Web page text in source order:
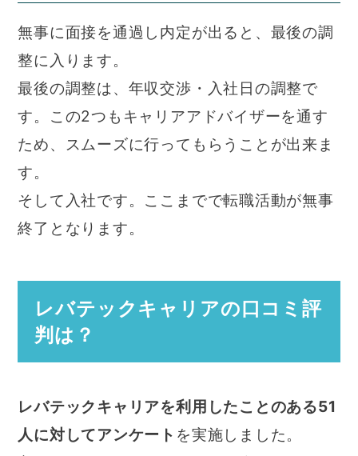
無事に面接を通過し内定が出ると、最後の調
整に入ります。
最後の調整は、年収交渉・入社日の調整で
す。この2つもキャリアアドバイザーを通す
ため、スムーズに行ってもらうことが出来ま
す。
そして入社です。ここまでで転職活動が無事
終了となります。
レバテックキャリアの口コミ評
判は？
レバテックキャリアを利用したことのある51
人に対してアンケート を実施しました。